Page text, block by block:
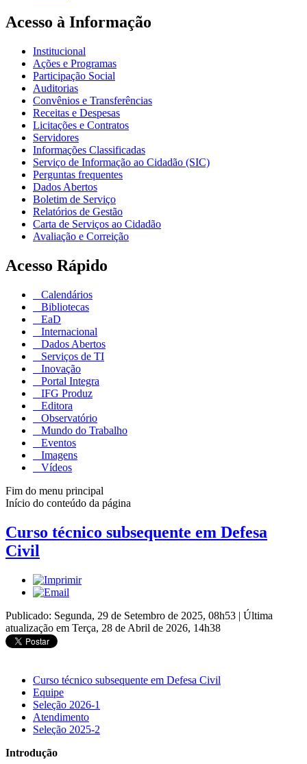
Acesso à Informação
Institucional
Ações e Programas
Participação Social
Auditorias
Convênios e Transferências
Receitas e Despesas
Licitações e Contratos
Servidores
Informações Classificadas
Serviço de Informação ao Cidadão (SIC)
Perguntas frequentes
Dados Abertos
Boletim de Serviço
Relatórios de Gestão
Carta de Serviços ao Cidadão
Avaliação e Correição
Acesso Rápido
Calendários
Bibliotecas
EaD
Internacional
Dados Abertos
Serviços de TI
Inovação
Portal Integra
IFG Produz
Editora
Observatório
Mundo do Trabalho
Eventos
Imagens
Vídeos
Fim do menu principal
Início do conteúdo da página
Curso técnico subsequente em Defesa
Civil
Publicado: Segunda, 29 de Setembro de 2025, 08h53 | Última
atualização em Terça, 28 de Abril de 2026, 14h38
Curso técnico subsequente em Defesa Civil
Equipe
Seleção 2026-1
Atendimento
Seleção 2025-2
Introdução